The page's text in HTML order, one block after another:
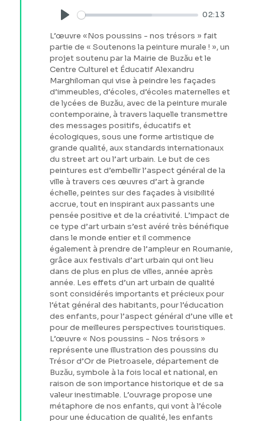
Play
02:13
L’œuvre «Nos poussins - nos trésors » fait
partie de « Soutenons la peinture murale ! », un
projet soutenu par la Mairie de Buzău et le
Centre Culturel et Éducatif Alexandru
Marghiloman qui vise à peindre les façades
d’immeubles, d’écoles, d’écoles maternelles et
de lycées de Buzău, avec de la peinture murale
contemporaine, à travers laquelle transmettre
des messages positifs, éducatifs et
écologiques, sous une forme artistique de
grande qualité, aux standards internationaux
du street art ou l’art urbain. Le but de ces
peintures est d’embellir l’aspect général de la
ville à travers ces œuvres d’art à grande
échelle, peintes sur des façades à visibilité
accrue, tout en inspirant aux passants une
pensée positive et de la créativité. L’impact de
ce type d’art urbain s’est avéré très bénéfique
dans le monde entier et il commence
également à prendre de l’ampleur en Roumanie,
grâce aux festivals d’art urbain qui ont lieu
dans de plus en plus de villes, année après
année. Les effets d’un art urbain de qualité
sont considérés importants et précieux pour
l’état général des habitants, pour l’éducation
des enfants, pour l’aspect général d’une ville et
pour de meilleures perspectives touristiques.
L’œuvre « Nos poussins - Nos trésors »
représente une illustration des poussins du
Trésor d’Or de Pietroasele, département de
Buzău, symbole à la fois local et national, en
raison de son importance historique et de sa
valeur inestimable. L’ouvrage propose une
métaphore de nos enfants, qui vont à l’école
pour une éducation de qualité, les enfants